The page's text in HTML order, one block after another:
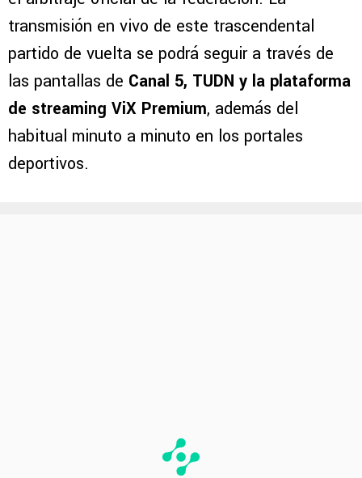
transmisión en vivo de este trascendental
partido de vuelta se podrá seguir a través de
las pantallas de Canal 5, TUDN y la plataforma
de streaming ViX Premium, además del
habitual minuto a minuto en los portales
deportivos.